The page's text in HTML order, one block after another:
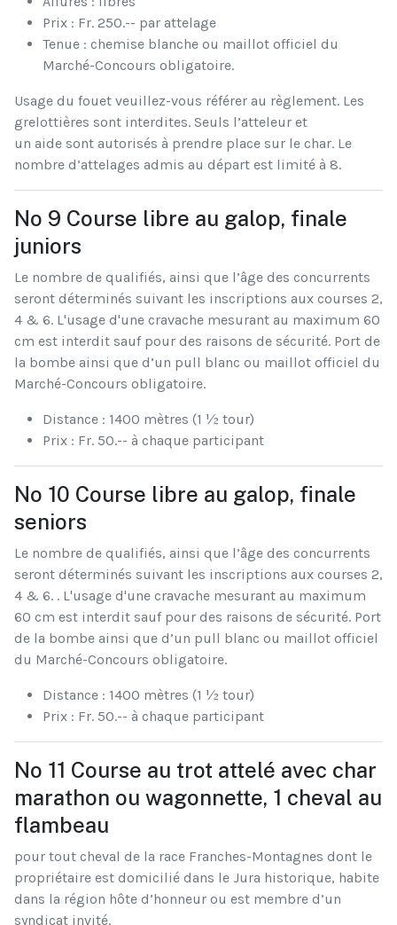
Prix : Fr. 250.-- par attelage
Tenue : chemise blanche ou maillot officiel du
Marché-Concours obligatoire.
Usage du fouet veuillez-vous référer au règlement. Les
grelottières sont interdites. Seuls l’atteleur et
un aide sont autorisés à prendre place sur le char. Le
nombre d’attelages admis au départ est limité à 8.
No 9 Course libre au galop, finale
juniors
Le nombre de qualifiés, ainsi que l’âge des concurrents
seront déterminés suivant les inscriptions aux courses 2,
4 & 6. L'usage d'une cravache mesurant au maximum 60
cm est interdit sauf pour des raisons de sécurité. Port de
la bombe ainsi que d’un pull blanc ou maillot officiel du
Marché-Concours obligatoire.
Distance : 1400 mètres (1 ½ tour)
Prix : Fr. 50.-- à chaque participant
No 10 Course libre au galop, finale
seniors
Le nombre de qualifiés, ainsi que l’âge des concurrents
seront déterminés suivant les inscriptions aux courses 2,
4 & 6. . L'usage d'une cravache mesurant au maximum
60 cm est interdit sauf pour des raisons de sécurité. Port
de la bombe ainsi que d’un pull blanc ou maillot officiel
du Marché-Concours obligatoire.
Distance : 1400 mètres (1 ½ tour)
Prix : Fr. 50.-- à chaque participant
No 11 Course au trot attelé avec char
marathon ou wagonnette, 1 cheval au
flambeau
pour tout cheval de la race Franches-Montagnes dont le
propriétaire est domicilié dans le Jura historique, habite
dans la région hôte d’honneur ou est membre d’un
syndicat invité.